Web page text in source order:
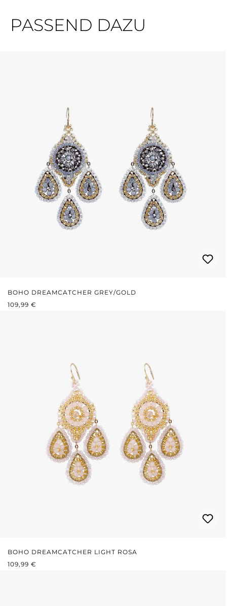
PASSEND DAZU
BOHO DREAMCATCHER GREY/GOLD
REGULÄRER PREIS:
109,99 €
BOHO DREAMCATCHER LIGHT ROSA
REGULÄRER PREIS:
109,99 €